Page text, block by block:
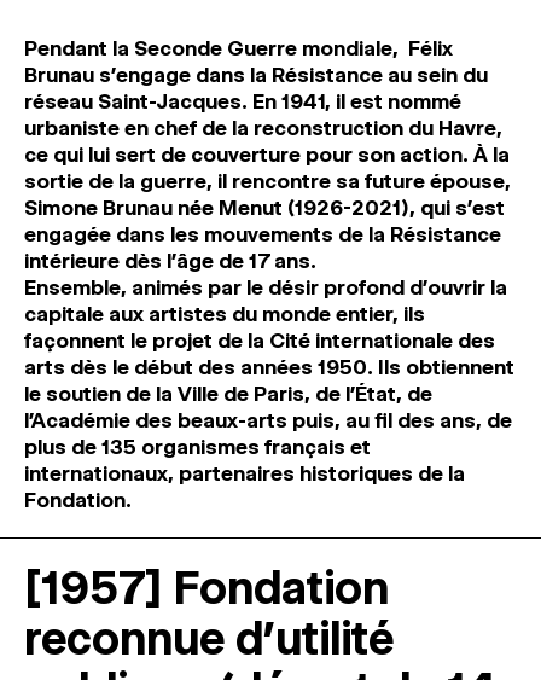
Pendant la Seconde Guerre mondiale, Félix
Brunau s’engage dans la Résistance au sein du
réseau Saint-Jacques. En 1941, il est nommé
urbaniste en chef de la reconstruction du Havre,
ce qui lui sert de couverture pour son action. À la
sortie de la guerre, il rencontre sa future épouse,
Simone Brunau née Menut (1926-2021), qui s’est
engagée dans les mouvements de la Résistance
intérieure dès l’âge de 17 ans.
Ensemble, animés par le désir profond d’ouvrir la
capitale aux artistes du monde entier, ils
façonnent le projet de la Cité internationale des
arts dès le début des années 1950. Ils obtiennent
le soutien de la Ville de Paris, de l’État, de
l’Académie des beaux-arts puis, au fil des ans, de
plus de 135 organismes français et
internationaux, partenaires historiques de la
Fondation.
[1957] Fondation
reconnue d’utilité